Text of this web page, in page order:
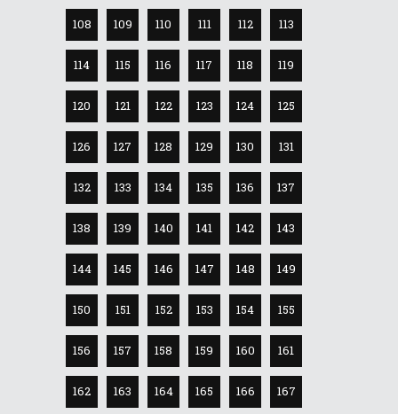
108 109 110 111 112 113
114 115 116 117 118 119
120 121 122 123 124 125
126 127 128 129 130 131
132 133 134 135 136 137
138 139 140 141 142 143
144 145 146 147 148 149
150 151 152 153 154 155
156 157 158 159 160 161
162 163 164 165 166 167